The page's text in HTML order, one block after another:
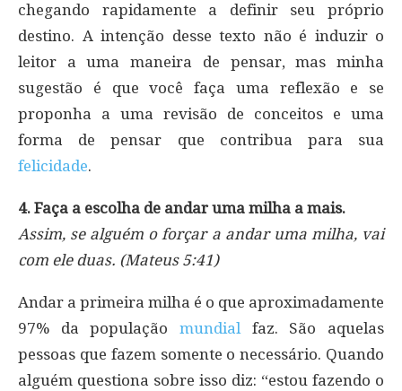
chegando rapidamente a definir seu próprio
destino. A intenção desse texto não é induzir o
leitor a uma maneira de pensar, mas minha
sugestão é que você faça uma reflexão e se
proponha a uma revisão de conceitos e uma
forma de pensar que contribua para sua
felicidade.
4. Faça a escolha de andar uma milha a mais.
Assim, se alguém o forçar a andar uma milha, vai
com ele duas. (Mateus 5:41)
Andar a primeira milha é o que aproximadamente
97% da população mundialfaz. São aquelas
pessoas que fazem somente o necessário. Quando
alguém questiona sobre isso diz: “estou fazendo o